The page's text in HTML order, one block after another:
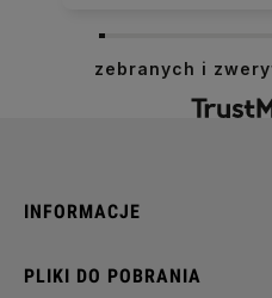
zebranych i
INFORMACJE
PLIKI DO POBRANIA